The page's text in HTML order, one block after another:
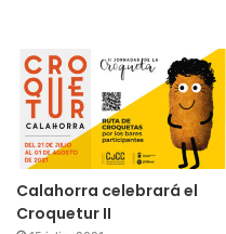
Calahorra celebrará el
Croquetur II